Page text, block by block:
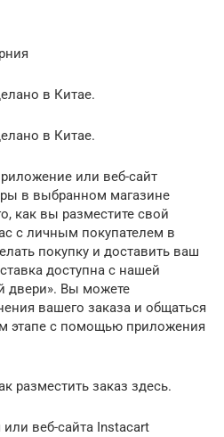
в Китае.
в Китае.
или веб-сайт
в выбранном магазине
как вы разместите свой
с личным покупателем в
покупку и доставить ваш
доступна с нашей
двери». Вы можете
вашего заказа и общаться
этапе с помощью приложения
разместить заказ здесь.
веб-сайта Instacart